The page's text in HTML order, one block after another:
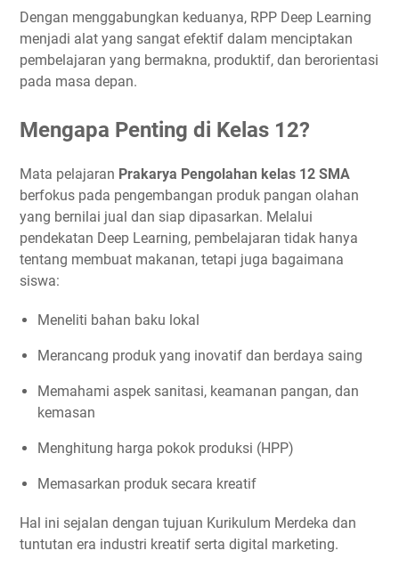
Dengan menggabungkan keduanya, RPP Deep Learning
menjadi alat yang sangat efektif dalam menciptakan
pembelajaran yang bermakna, produktif, dan berorientasi
pada masa depan.
Mengapa Penting di Kelas 12?
Mata pelajaran Prakarya Pengolahan kelas 12 SMA
berfokus pada pengembangan produk pangan olahan
yang bernilai jual dan siap dipasarkan. Melalui
pendekatan Deep Learning, pembelajaran tidak hanya
tentang membuat makanan, tetapi juga bagaimana
siswa:
Meneliti bahan baku lokal
Merancang produk yang inovatif dan berdaya saing
Memahami aspek sanitasi, keamanan pangan, dan
kemasan
Menghitung harga pokok produksi (HPP)
Memasarkan produk secara kreatif
Hal ini sejalan dengan tujuan Kurikulum Merdeka dan
tuntutan era industri kreatif serta digital marketing.